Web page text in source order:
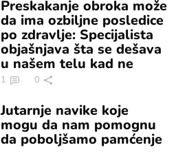
Preskakanje obroka može
da ima ozbiljne posledice
po zdravlje: Specijalista
objašnjava šta se dešava
u našem telu kad ne
jedemo na vreme
1 0
Jutarnje navike koje
mogu da nam pomognu
da poboljšamo pamćenje